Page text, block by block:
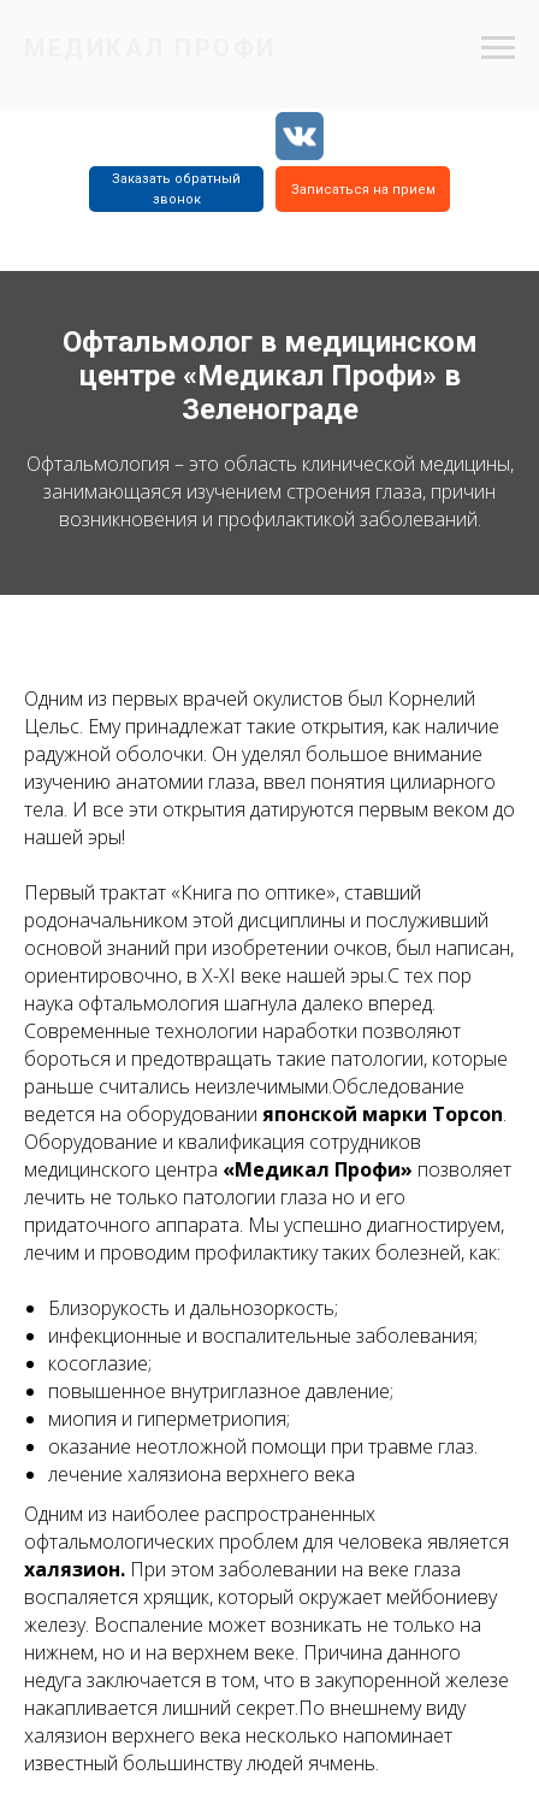
Записаться на прием
Заказать обратный
звонок
4715
2805
5515
Офтальмолог в медицинском
центре «Медикал Профи» в
Зеленограде
Офтальмология – это область клинической медицины,
занимающаяся изучением строения глаза, причин
возникновения и профилактикой заболеваний.
Одним из первых врачей окулистов был Корнелий
Цельс. Ему принадлежат такие открытия, как наличие
радужной оболочки. Он уделял большое внимание
изучению анатомии глаза, ввел понятия цилиарного
тела. И все эти открытия датируются первым веком до
нашей эры!
Первый трактат «Книга по оптике», ставший
родоначальником этой дисциплины и послуживший
основой знаний при изобретении очков, был написан,
ориентировочно, в X-XI веке нашей эры.С тех пор
наука офтальмология шагнула далеко вперед.
Современные технологии наработки позволяют
бороться и предотвращать такие патологии, которые
раньше считались неизлечимыми.Обследование
ведется на оборудовании японской марки Topcon.
Оборудование и квалификация сотрудников
медицинского центра «Медикал Профи» позволяет
лечить не только патологии глаза но и его
придаточного аппарата. Мы успешно диагностируем,
лечим и проводим профилактику таких болезней, как:
Близорукость и дальнозоркость;
инфекционные и воспалительные заболевания;
косоглазие;
повышенное внутриглазное давление;
миопия и гиперметриопия;
оказание неотложной помощи при травме глаз.
лечение халязиона верхнего века
Одним из наиболее распространенных
офтальмологических проблем для человека является
халязион. При этом заболевании на веке глаза
воспаляется хрящик, который окружает мейбониеву
железу. Воспаление может возникать не только на
нижнем, но и на верхнем веке. Причина данного
недуга заключается в том, что в закупоренной железе
накапливается лишний секрет.По внешнему виду
халязион верхнего века несколько напоминает
известный большинству людей ячмень.